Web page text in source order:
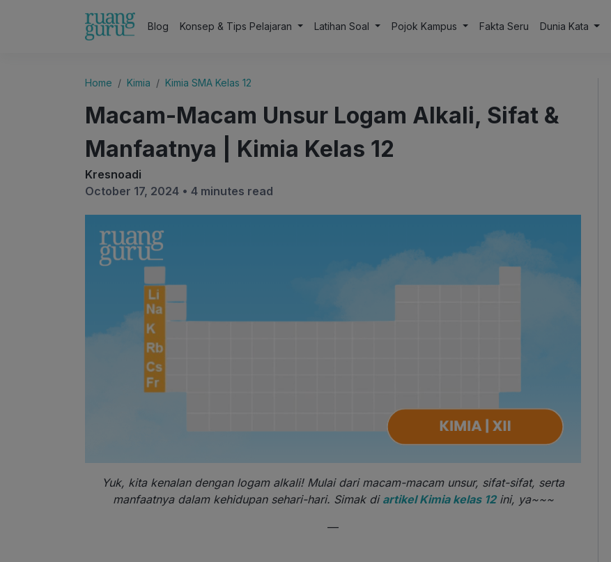
Blog Konsep & Tips Pelajaran Latihan Soal Pojok Kampus Fakta Seru Dunia Kata
Home Kimia Kimia SMA Kelas 12
Macam-Macam Unsur Logam Alkali, Sifat &
Manfaatnya | Kimia Kelas 12
Kresnoadi
October 17, 2024 • 4 minutes read
Yuk, kita kenalan dengan logam alkali! Mulai dari macam-macam unsur, sifat-sifat, serta
manfaatnya dalam kehidupan sehari-hari. Simak di artikel Kimia kelas 12ini, ya~~~
—